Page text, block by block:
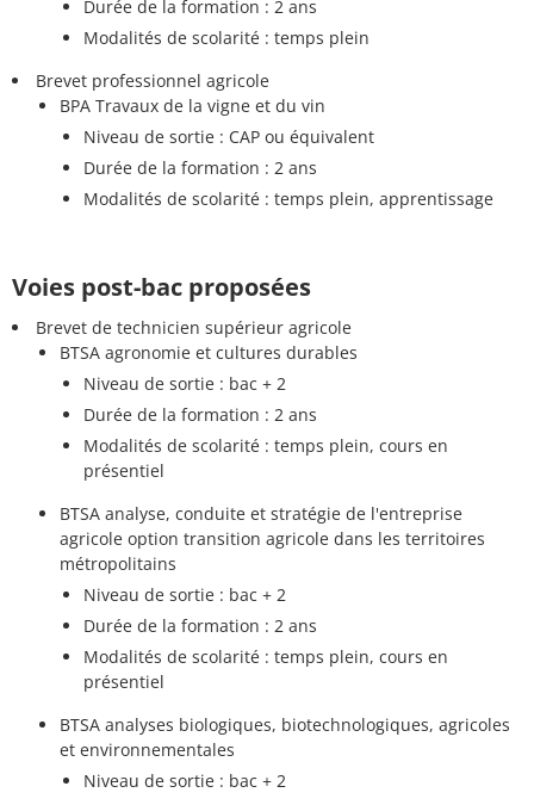
Durée de la formation : 2 ans
Modalités de scolarité : temps plein
Brevet professionnel agricole
BPA Travaux de la vigne et du vin
Niveau de sortie : CAP ou équivalent
Durée de la formation : 2 ans
Modalités de scolarité : temps plein, apprentissage
Voies post-bac proposées
Brevet de technicien supérieur agricole
BTSA agronomie et cultures durables
Niveau de sortie : bac + 2
Durée de la formation : 2 ans
Modalités de scolarité : temps plein, cours en
présentiel
BTSA analyse, conduite et stratégie de l'entreprise
agricole option transition agricole dans les territoires
métropolitains
Niveau de sortie : bac + 2
Durée de la formation : 2 ans
Modalités de scolarité : temps plein, cours en
présentiel
BTSA analyses biologiques, biotechnologiques, agricoles
et environnementales
Niveau de sortie : bac + 2